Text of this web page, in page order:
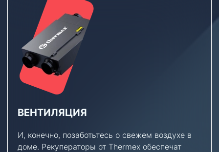
ВЕНТИЛЯЦИЯ
И, конечно, позаботьтесь о свежем воздухе в
доме. Рекуператоры от Thermex обеспечат